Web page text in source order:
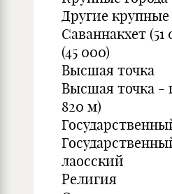
Другие крупные
Саваннакхет
(45 000)
Высшая точка
Высшая точка -
820 м)
лаосский
Религия